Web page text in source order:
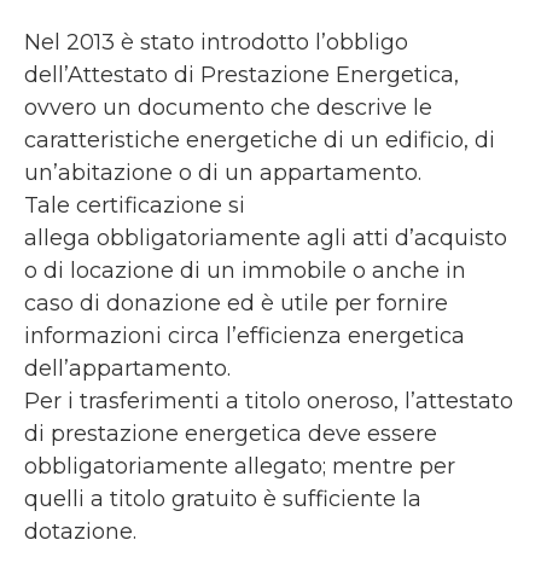
Nel 2013 è stato introdotto l’obbligo
dell’Attestato di Prestazione Energetica,
ovvero un documento che descrive le
caratteristiche energetiche di un edificio, di
un’abitazione o di un appartamento.
Tale certificazione si
allega obbligatoriamente agli atti d’acquisto
o di locazione di un immobile o anche in
caso di donazione ed è utile per fornire
informazioni circa l’efficienza energetica
dell’appartamento.
Per i trasferimenti a titolo oneroso, l’attestato
di prestazione energetica deve essere
obbligatoriamente allegato; mentre per
quelli a titolo gratuito è sufficiente la
dotazione.